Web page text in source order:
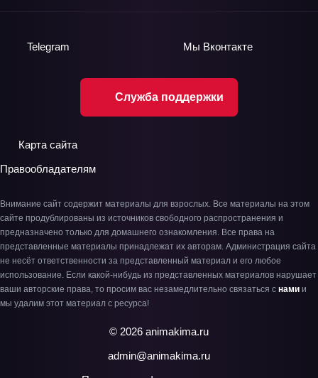
Служба поддержки
Telegram Мы Вконтакте
Карта сайта
Правообладателям
Внимание сайт содержит материалы для взрослых. Все материалы на этом
сайте продублированы из источников свободного распространения и
предназначено только для домашнего ознакомления. Все права на
представленные материалы принадлежат их авторам. Администрация сайта
не несёт ответственности за представленный материал и его любое
использование. Если какой-нибудь из представленных материалов нарушает
ваши авторские права, то просим вас незамедлительно связаться с нами и
мы удалим этот материал с ресурса!
© 2026 animakima.ru
admin@animakima.ru